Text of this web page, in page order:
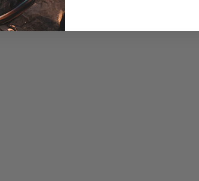
unserem Community Chat